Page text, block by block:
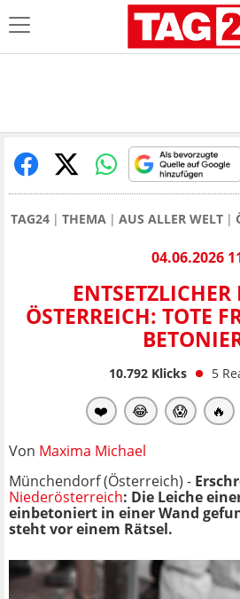
TAG24 THEMA AUS ALLER WELT
04.06.2026
ÖSTERREICH: TOTE
10.792Klicks 5
❤️ 😂 😱 🔥
Von Maxima Michael
Münchendorf (Österreich) -
Niederösterreich: Die Leiche
einbetoniert in einer Wand
steht vor einem Rätsel.